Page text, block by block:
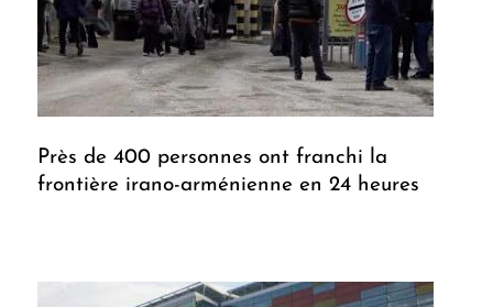
Près de 400 personnes ont franchi la
frontière irano-arménienne en 24 heures